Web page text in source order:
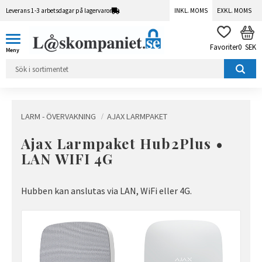
Leverans 1-3 arbetsdagar på lagervaror INKL. MOMS EXKL. MOMS
FAVORITER
0 SEK
LARM - ÖVERVAKNING AJAX LARMPAKET
Ajax Larmpaket Hub2Plus •
LAN WIFI 4G
Hubben kan anslutas via LAN, WiFi eller 4G.